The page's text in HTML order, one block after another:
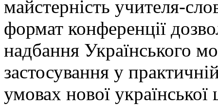
майстерність учителя-
формат конференції
надбання Українського
застосування у
умовах нової